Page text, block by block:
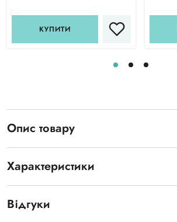
КУПИТИ
Опис товару
Характеристики
Відгуки